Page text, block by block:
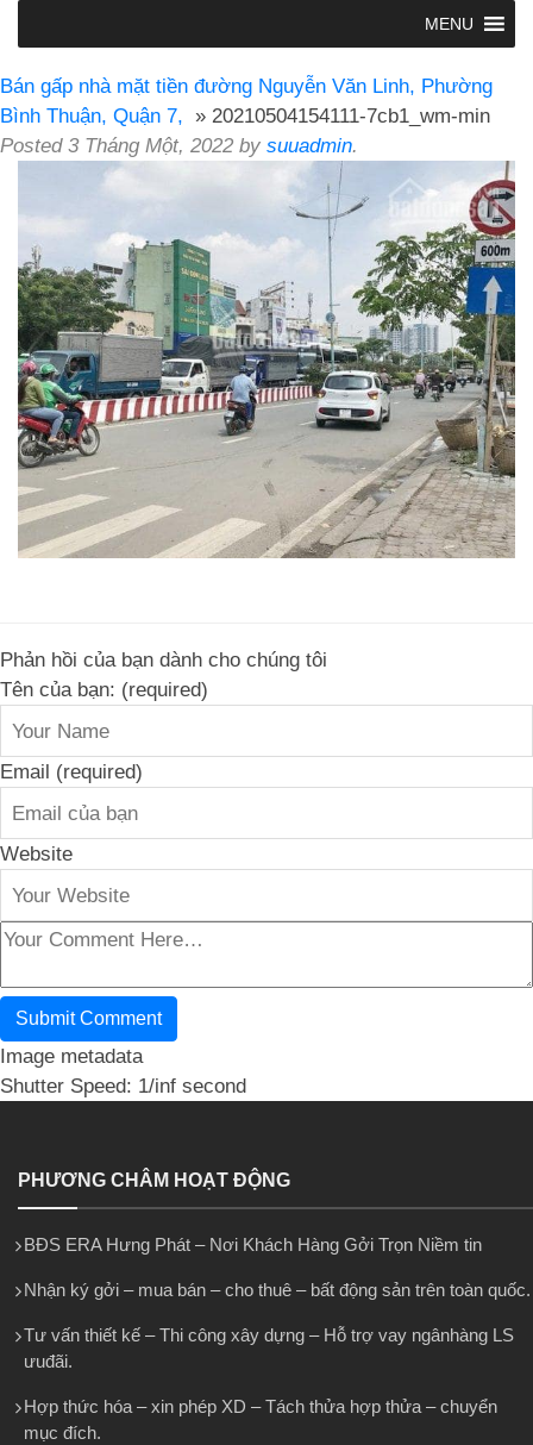
MENU
Bán gấp nhà mặt tiền đường Nguyễn Văn Linh, Phường
Bình Thuận, Quận 7, » 20210504154111-7cb1_wm-min
Posted 3 Tháng Một, 2022 by suuadmin.
Phản hồi của bạn dành cho chúng tôi
Tên của bạn: (required)
Email (required)
Website
Image metadata
Shutter Speed: 1/inf second
PHƯƠNG CHÂM HOẠT ĐỘNG
BĐS ERA Hưng Phát – Nơi Khách Hàng Gởi Trọn Niềm tin
Nhận ký gởi – mua bán – cho thuê – bất động sản trên toàn quốc.
Tư vấn thiết kế – Thi công xây dựng – Hỗ trợ vay ngânhàng LS
ưuđãi.
Hợp thức hóa – xin phép XD – Tách thửa hợp thửa – chuyển
mục đích.